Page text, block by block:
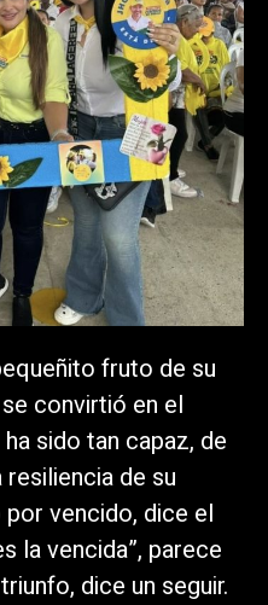
fruto de su
convirtió en el
sido tan capaz, de
de su
vencido, dice el
la vencida”, parece
dice un seguir.